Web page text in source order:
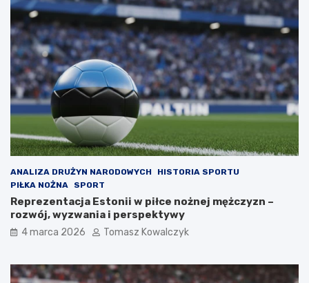
ANALIZA DRUŻYN NARODOWYCH
HISTORIA SPORTU
PIŁKA NOŻNA
SPORT
Reprezentacja Estonii w piłce nożnej mężczyzn –
rozwój, wyzwania i perspektywy
4 marca 2026 Tomasz Kowalczyk